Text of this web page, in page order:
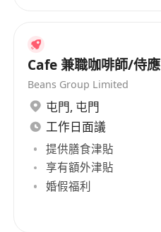
Cafe 兼職咖啡師/侍應
Beans Group Limited
屯門, 屯門
工作日面議
提供膳食津貼
享有額外津貼
婚假福利